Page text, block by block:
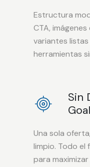
Estructura
CTA,
variantes
herramientas
Sin
Una sola
limpio. Todo el
para